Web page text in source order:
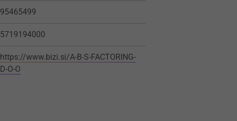
95465499
5719194000
https://www.bizi.si/A-B-S-FACTORING-
D-O-O